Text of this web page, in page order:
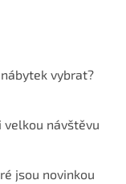
vybrat?
návštěvu
jsou novinkou